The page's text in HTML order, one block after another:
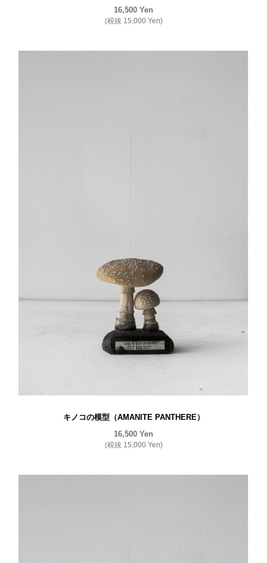
16,500 Yen
(税抜 15,000 Yen)
キノコの模型（AMANITE PANTHERE）
16,500 Yen
(税抜 15,000 Yen)